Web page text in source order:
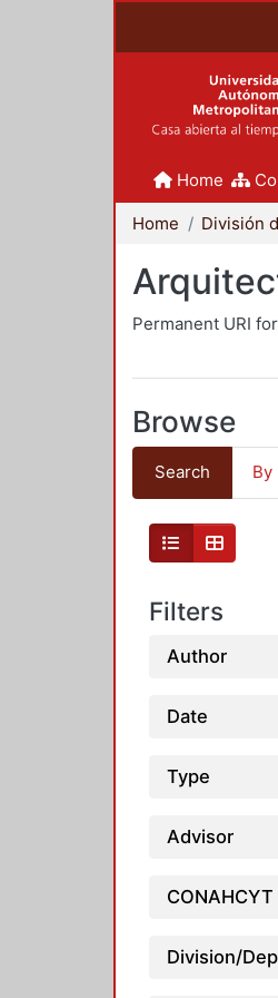
Home
Home
Permanent URI
Browse
Search By
Filters
Author
Date
Type
Advisor
Division/